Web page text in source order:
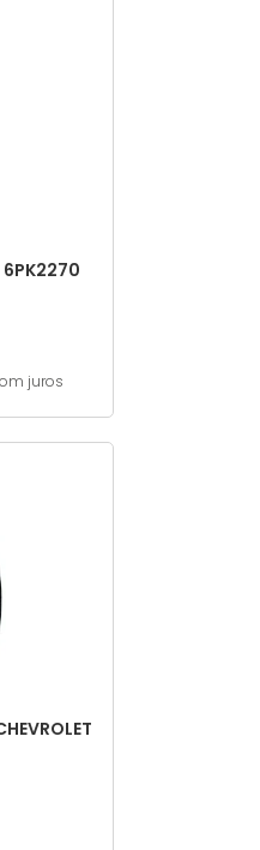
juros